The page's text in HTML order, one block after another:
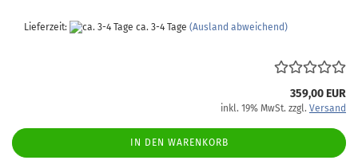
Lieferzeit: ca. 3-4 Tage (Ausland abweichend)
359,00 EUR
inkl. 19% MwSt. zzgl. Versand
IN DEN WARENKORB